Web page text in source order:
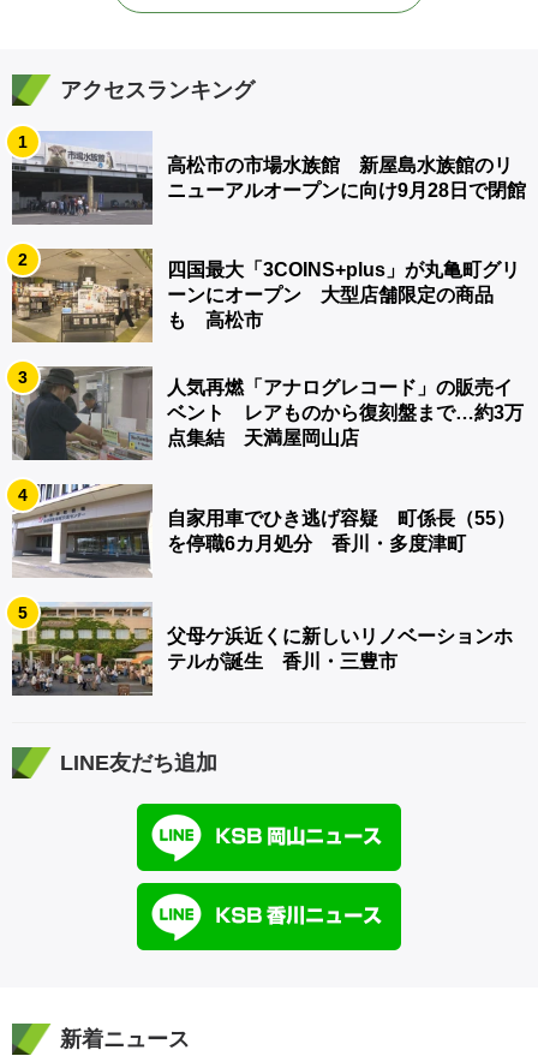
アクセスランキング
1
高松市の市場水族館 新屋島水族館のリ
ニューアルオープンに向け9月28日で閉館
2
四国最大「3COINS+plus」が丸亀町グリ
ーンにオープン 大型店舗限定の商品
も 高松市
3
人気再燃「アナログレコード」の販売イ
ベント レアものから復刻盤まで…約3万
点集結 天満屋岡山店
4
自家用車でひき逃げ容疑 町係長（55）
を停職6カ月処分 香川・多度津町
5
父母ケ浜近くに新しいリノベーションホ
テルが誕生 香川・三豊市
LINE友だち追加
新着ニュース